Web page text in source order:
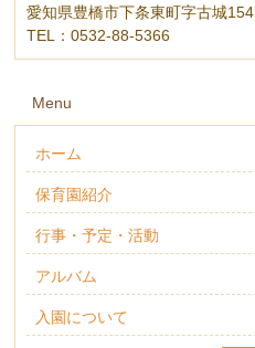
愛知県豊橋市下条東町字古城154
TEL：0532-88-5366
Menu
ホーム
保育園紹介
行事・予定・活動
アルバム
入園について